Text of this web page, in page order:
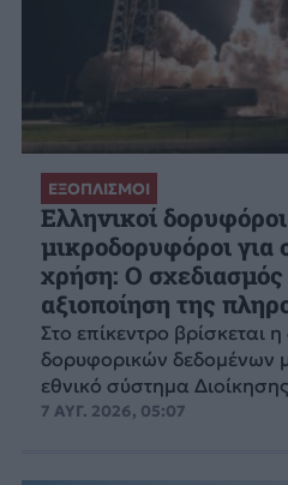
ΕΞΟΠΛΙΣΜΟΙ
Ελληνικοί
μικροδορυφόροι για
χρήση: Ο
αξιοποίηση της
Στο επίκεντρο βρίσκεται
δορυφορικών δεδομένων
εθνικό σύστημα
7 ΑΥΓ. 2026, 05:07